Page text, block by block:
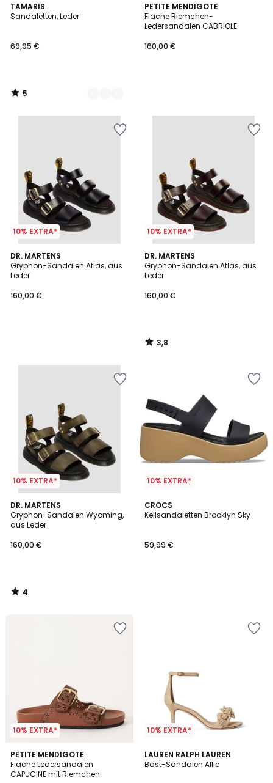
TAMARIS
Sandaletten, Leder
69,95 €
5
/
4
Farben
5
/
PETITE MENDIGOTE
Flache Riemchen-
Ledersandalen CABRIOLE
160,00 €
10% EXTRA*
DR. MARTENS
Gryphon-Sandalen Atlas, aus
Leder
160,00 €
10% EXTRA*
DR. MARTENS
Gryphon-Sandalen Atlas, aus
Leder
160,00 €
3,8
/ 5
3,8
/
10% EXTRA*
DR. MARTENS
Gryphon-Sandalen Wyoming,
aus Leder
160,00 €
4
/
5
4
/
10% EXTRA*
CROCS
Keilsandaletten Brooklyn Sky
59,99 €
10% EXTRA*
PETITE MENDIGOTE
Flache Ledersandalen
CAPUCINE mit Riemchen
2
Farben
10% EXTRA*
LAUREN RALPH LAUREN
Bast-Sandalen Allie
4
/